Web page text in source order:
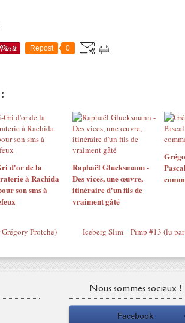
Repost 0
d'or de la
à Rachida
son sms à
Raphaël Glucksmann -
Des vices, une œuvre,
itinéraire d'un fils de
vraiment gâté
Protche) Iceberg Slim - Pimp #13 (lu
Nous sommes sociaux !
Facebook